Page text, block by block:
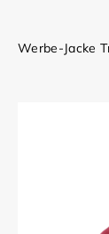
Werbe-Jacke